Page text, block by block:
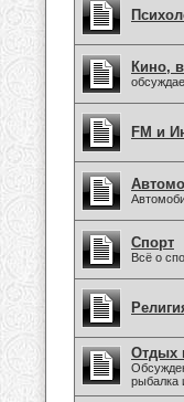
Кино,
FM и
Спорт
Всё о
Отдых
рыбалка